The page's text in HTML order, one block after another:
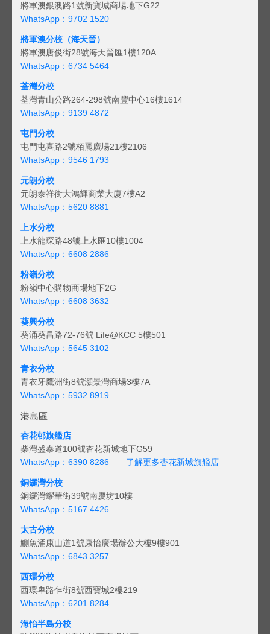
將軍澳銀澳路1號新寶城商場地下G22
WhatsApp：9702 1520
將軍澳分校（海天晉）
將軍澳唐俊街28號海天晉匯1樓120A
WhatsApp：6734 5464
荃灣分校
荃灣青山公路264-298號南豐中心16樓1614
WhatsApp：9139 4872
屯門分校
屯門屯喜路2號栢麗廣場21樓2106
WhatsApp：9546 1793
元朗分校
元朗泰祥街大鴻輝商業大廈7樓A2
WhatsApp：5620 8881
上水分校
上水龍琛路48號上水匯10樓1004
WhatsApp：6608 2886
粉嶺分校
粉嶺中心購物商場地下2G
WhatsApp：6608 3632
葵興分校
葵涌葵昌路72-76號 Life@KCC 5樓501
WhatsApp：5645 3102
青衣分校
青衣牙鷹洲街8號灝景灣商場3樓7A
WhatsApp：5932 8919
港島區
杏花邨旗艦店
柴灣盛泰道100號杏花新城地下G59
WhatsApp：6390 8286
了解更多杏花新城旗艦店
銅鑼灣分校
銅鑼灣耀華街39號南慶坊10樓
WhatsApp：5167 4426
太古分校
鰂魚涌康山道1號康怡廣場辦公大樓9樓901
WhatsApp：6843 3257
西環分校
西環卑路乍街8號西寶城2樓219
WhatsApp：6201 8284
海怡半島分校